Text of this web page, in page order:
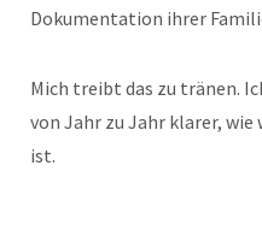
Dokumentation ihrer
Mich treibt das zu tränen.
von Jahr zu Jahr klarer,
ist.